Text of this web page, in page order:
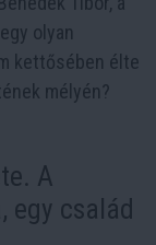
olyan
kettősében élte
mélyén?
A
egy család